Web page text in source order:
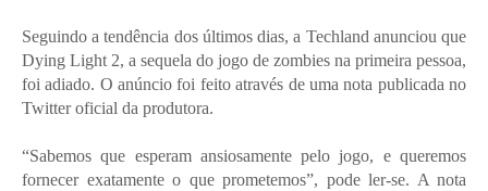
Seguindo a tendência dos últimos dias, a Techland anunciou que
Dying Light 2, a sequela do jogo de zombies na primeira pessoa,
foi adiado. O anúncio foi feito através de uma nota publicada no
Twitter oficial da produtora.
“Sabemos que esperam ansiosamente pelo jogo, e queremos
fornecer exatamente o que prometemos”, pode ler-se. A nota